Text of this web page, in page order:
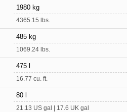
1980 kg
4365.15 lbs.
485 kg
1069.24 lbs.
475 l
16.77 cu. ft.
80 l
21.13 US gal | 17.6 UK gal